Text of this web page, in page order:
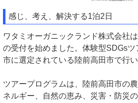
感じ、考え、解決する1泊2日
ワタミオーガニックランド株式会社
の受付を始めました。体験型SDGs
市に選定されている陸前高田市で行い
ツアープログラムは、陸前高田市の
ネルギー、自然の恵み、災害・防災